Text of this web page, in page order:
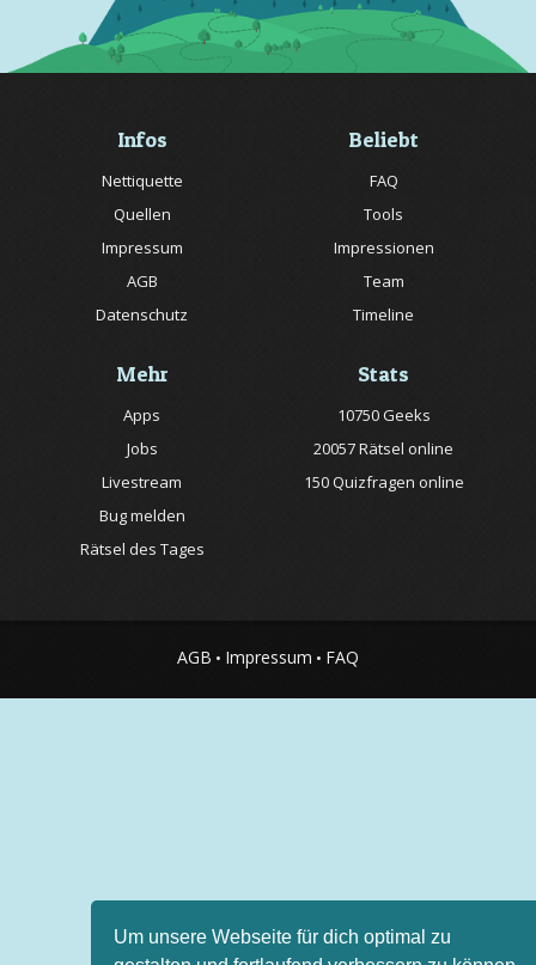
Um unsere Webseite für dich optimal zu
Infos
Nettiquette
Quellen
Impressum
AGB
Datenschutz
Beliebt
FAQ
Tools
Impressionen
Team
Timeline
Mehr
Apps
Jobs
Livestream
Bug melden
Rätsel des Tages
Stats
10750 Geeks
20057 Rätsel online
150 Quizfragen online
AGB • Impressum • FAQ